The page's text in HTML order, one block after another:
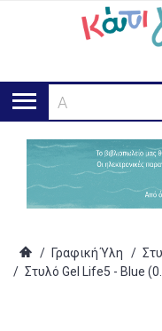
Αναζ
/ Γραφική Ύλη /
/ Στυλό Gel Life5 - Blue